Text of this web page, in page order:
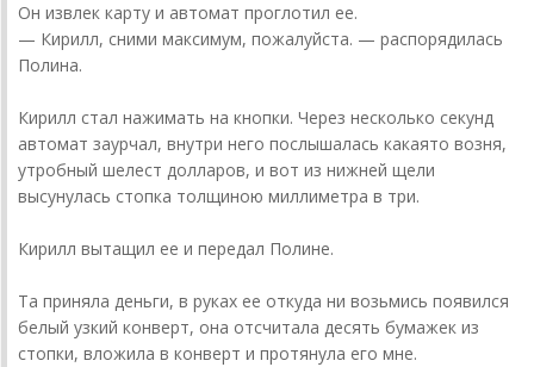
Он извлек карту и автомат проглотил ее.
— Кирилл, сними максимум, пожалуйста. — распорядилась
Полина.
Кирилл стал нажимать на кнопки. Через несколько секунд
автомат заурчал, внутри него послышалась какаято возня,
утробный шелест долларов, и вот из нижней щели
высунулась стопка толщиною миллиметра в три.
Кирилл вытащил ее и передал Полине.
Та приняла деньги, в руках ее откуда ни возьмись появился
белый узкий конверт, она отсчитала десять бумажек из
стопки, вложила в конверт и протянула его мне.